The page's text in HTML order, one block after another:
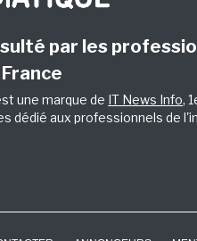
par les
une marque de IT News Info,
dédié aux professionnels de